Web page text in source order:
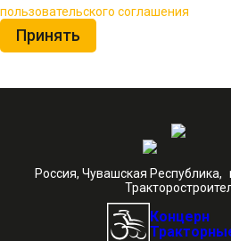
пользовательского соглашения
Принять
Россия, Чувашская Республика,
Концерн